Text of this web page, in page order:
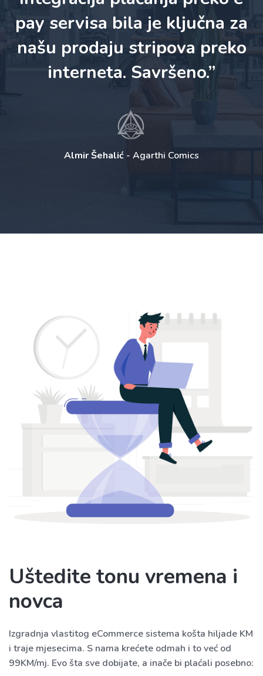
pay servisa bila je ključna za
našu prodaju stripova preko
interneta. Savršeno.”
Almir Šehalić - Agarthi Comics
Uštedite tonu vremena i
novca
Izgradnja vlastitog eCommerce sistema košta hiljade KM
i traje mjesecima. S nama krećete odmah i to već od
99KM/mj. Evo šta sve dobijate, a inače bi plaćali posebno: